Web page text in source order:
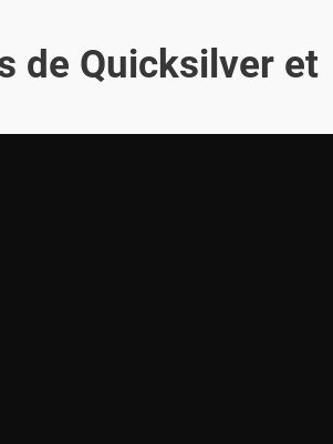
de Quicksilver et